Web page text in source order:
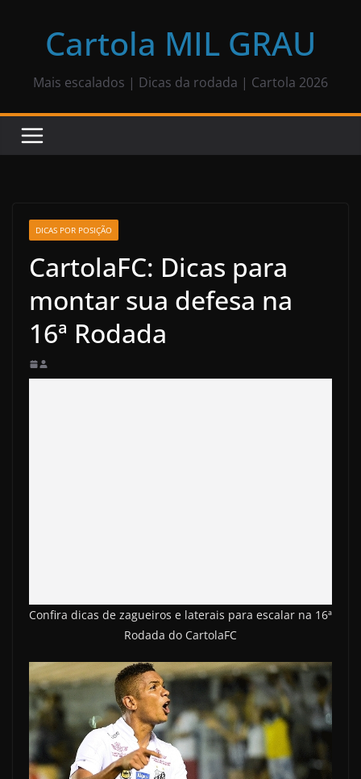
Cartola MIL GRAU
Mais escalados | Dicas da rodada | Cartola 2026
DICAS POR POSIÇÃO
CartolaFC: Dicas para
montar sua defesa na
16ª Rodada
Confira dicas de zagueiros e laterais para escalar na 16ª
Rodada do CartolaFC